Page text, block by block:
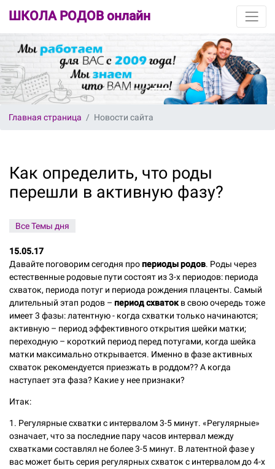
ШКОЛА РОДОВ онлайн
Главная страница Новости сайта
Как определить, что роды
перешли в активную фазу?
Все Темы дня
15.05.17
Давайте поговорим сегодня про периоды родов. Роды через
естественные родовые пути состоят из 3-х периодов: периода
схваток, периода потуг и периода рождения плаценты. Самый
длительный этап родов – период схватокв свою очередь тоже
имеет 3 фазы: латентную - когда схватки только начинаются;
активную – период эффективного открытия шейки матки;
переходную – короткий период перед потугами, когда шейка
матки максимально открывается. Именно в фазе активных
схваток рекомендуется приезжать в роддом?? А когда
наступает эта фаза? Какие у нее признаки?
Итак:
1. Регулярные схватки с интервалом 3-5 минут. «Регулярные»
означает, что за последние пару часов интервал между
схватками составлял не более 3-5 минут. В латентной фазе у
вас может быть серия регулярных схваток с интервалом до 4-х